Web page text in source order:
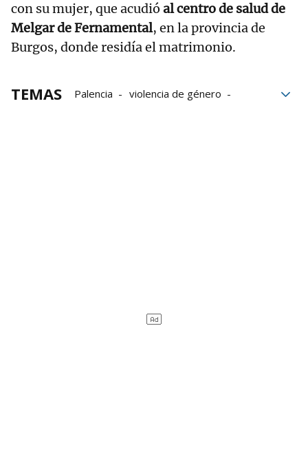
con su mujer, que acudió al centro de salud de
Melgar de Fernamental, en la provincia de
Burgos, donde residía el matrimonio.
TEMAS Palencia
violencia de género